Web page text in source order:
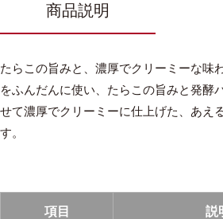
商品説明
たらこの旨みと、濃厚でクリーミーな味
をふんだんに使い、たらこの旨みと発酵
せて濃厚でクリーミーに仕上げた、あえ
す。
項目 説